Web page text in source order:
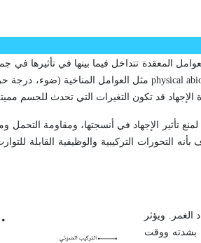
المعقدة تتداخل فيما بينها في تأثيرها في
physical مثل العوامل المناخية (ضوء، درجة
قد تكون التغيرات التي تحدث للجسم
تأثير الإجهاد في أنسجتها، ومقاومة التحمل
التحورات التركيبية والوظيفية القابلة
الغمر. ويؤثر
بشدته ووقت